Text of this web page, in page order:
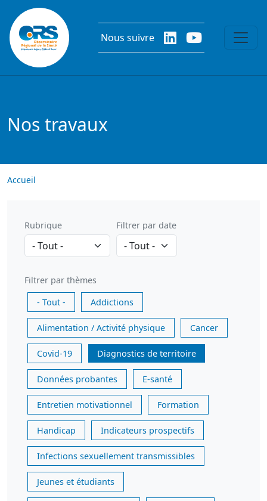
Aller au contenu principal
Nous suivre
Nos travaux
Accueil
Rubrique Filtrer par date
Filtrer par thèmes
- Tout -
Addictions
Alimentation / Activité physique Cancer
Covid-19 Diagnostics de territoire
Données probantes E-santé
Entretien motivationnel Formation
Handicap Indicateurs prospectifs
Infections sexuellement transmissibles
Jeunes et étudiants